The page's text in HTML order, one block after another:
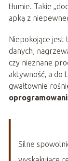
tłumie. Takie
apką z
Niepokojące jest
danych,
czy nieznane
aktywność, a do
gwałtownie
Silne